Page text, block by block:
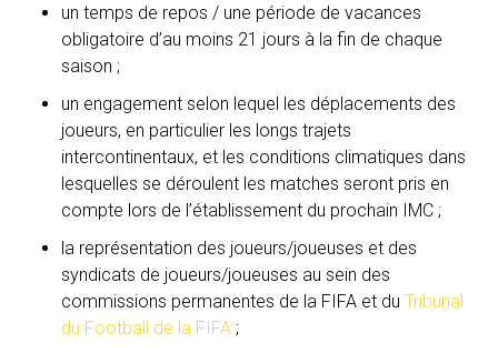
un temps de repos / une période de vacances
obligatoire d’au moins 21 jours à la fin de chaque
saison ;
un engagement selon lequel les déplacements des
joueurs, en particulier les longs trajets
intercontinentaux, et les conditions climatiques dans
lesquelles se déroulent les matches seront pris en
compte lors de l’établissement du prochain IMC ;
la représentation des joueurs/joueuses et des
syndicats de joueurs/joueuses au sein des
commissions permanentes de la FIFA et du Tribunal
du Football de la FIFA ;